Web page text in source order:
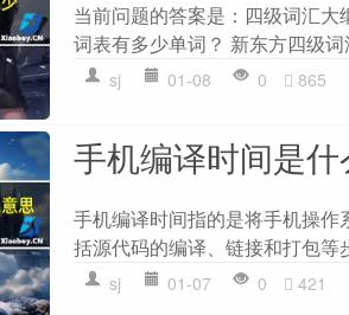
当前问题的答案是：四级词汇
词表有多少单词？ 新东方四级
sj 01-08 0 865
手机编译时间是什
手机编译时间指的是将手机操
括源代码的编译、链接和打包
sj 01-07 0 421